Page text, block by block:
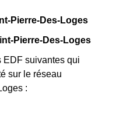
Pierre-Des-Loges
Pierre-Des-Loges
EDF suivantes qui
sur le réseau
: